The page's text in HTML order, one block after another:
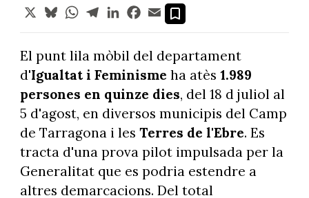
X BlueskyWhatsApp
TelegramLinkedInFacebook
Email
El punt lila mòbil del departament
d'Igualtat i Feminisme ha atès 1.989
persones en quinze dies, del 18 d juliol al
5 d'agost, en diversos municipis del Camp
de Tarragona i les Terres de l'Ebre. Es
tracta d'una prova pilot impulsada per la
Generalitat que es podria estendre a
altres demarcacions. Del total